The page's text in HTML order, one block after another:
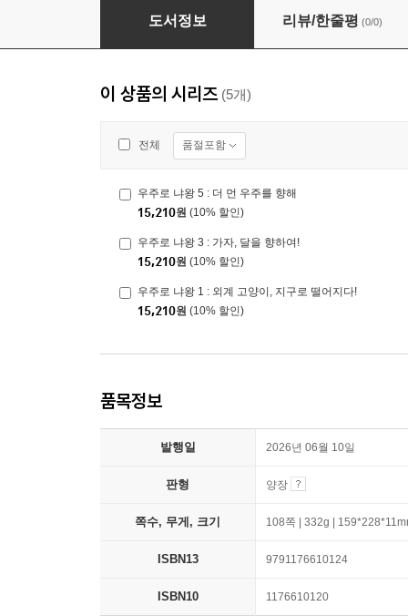
우주로 냐왕 5 : 더 먼 우주를 향해
도서정보 리뷰/한줄평 (0/0)
이 상품의 시리즈 (5개)
전체 품절포함
우주로 냐왕 5 : 더 먼 우주를 향해
15,210원 (10% 할인)
우주로 냐왕 3 : 가자, 달을 향하여!
15,210원 (10% 할인)
우주로 냐왕 1 : 외계 고양이, 지구로 떨어지다!
15,210원 (10% 할인)
품목정보
발행일 2026년 06월 10일
판형 양장
쪽수, 무게, 크기 108쪽 | 332g |
ISBN13 9791176610124
ISBN10 1176610120